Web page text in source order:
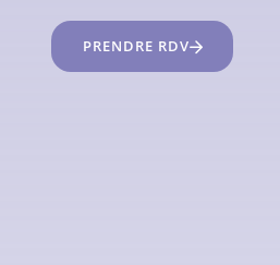
PRENDRE RDV